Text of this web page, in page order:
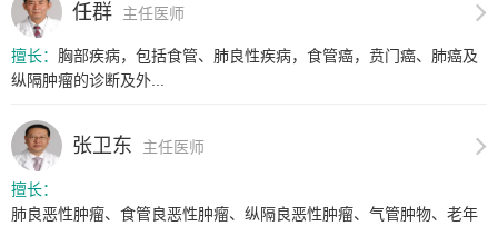
任群 主任医师
擅长： 胸部疾病，包括食管、肺良性疾病，食管癌，贲门癌、肺癌及
纵隔肿瘤的诊断及外...
张卫东 主任医师
擅长：
肺良恶性肿瘤、食管良恶性肿瘤、纵隔良恶性肿瘤、气管肿物、老年